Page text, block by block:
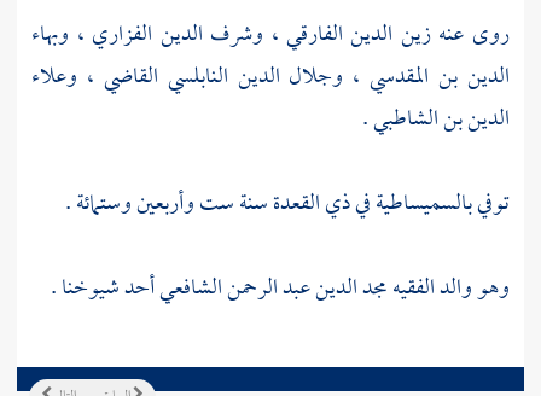
روى عنهزين الدين الفارقي، وشرف الدين الفزاري ، وبهاء
الدين بن المقدسي ، وجلال الدين النابلسي القاضي ، وعلاء
الدين بن الشاطبي.
توفيبالسميساطيةفي ذي القعدة سنة ست وأربعين وستمائة .
وهو والد الفقيهمجد الدين عبد الرحمن الشافعيأحد شيوخنا .